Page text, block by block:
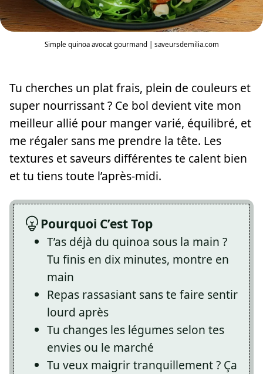
Simple quinoa avocat gourmand | saveursdemilia.com
Tu cherches un plat frais, plein de couleurs et
super nourrissant ? Ce bol devient vite mon
meilleur allié pour manger varié, équilibré, et
me régaler sans me prendre la tête. Les
textures et saveurs différentes te calent bien
et tu tiens toute l’après-midi.
Pourquoi C’est Top
T’as déjà du quinoa sous la main ?
Tu finis en dix minutes, montre en
main
Repas rassasiant sans te faire sentir
lourd après
Tu changes les légumes selon tes
envies ou le marché
Tu veux maigrir tranquillement ? Ça